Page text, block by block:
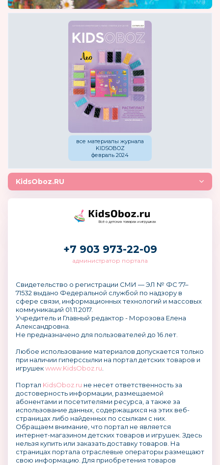
все материалы журнала
KIDSOBOZ
февраль 2024
KidsOboz.RU
Всё о детских товарах и игрушках
+7 903 973-22-09
администратор портала
Свидетельство о регистрации СМИ — ЭЛ № ФС 77–
71532 выдано Федеральной службой по надзору в
сфере связи, информационных технологий и массовых
коммуникаций 01.11.2017.
Учредитель и Главный редактор - Морозова Елена
Александровна.
Не предназначено для пользователей до 16 лет.
Любое использование материалов допускается только
при наличии гиперссылки на портал детских товаров и
игрушекwww.KidsOboz.ru
Портал KidsOboz.ru не несет ответственность за
достоверность информации, размещаемой
абонентами и посетителями ресурса, а также за
использование данных, содержащихся на этих веб-
страницах либо найденных по ссылкам с них.
Обращаем внимание, что портал не является
интернет-магазином детских товаров и игрушек. Здесь
нельзя купить или заказать доставку товаров. На
страницах портала отраслевые операторы размещают
свою информацию. Для приобретения товаров